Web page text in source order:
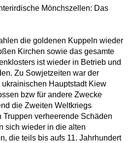
Mönchszellen: Das
die goldenen Kuppeln wieder
Kirchen sowie das gesamte
ist wieder in Betrieb und
Zu Sowjetzeiten war der
Hauptstadt Kiew
bzw für andere Zwecke
die Zweiten Weltkriegs
Truppen verheerende Schäden
sich wieder in die alten
die teils bis aufs 11. Jahrhundert